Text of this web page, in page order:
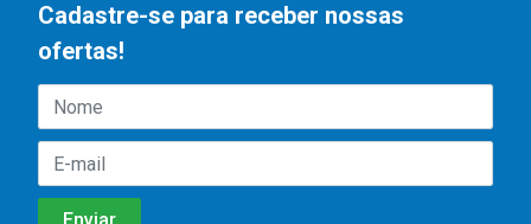
Cadastre-se para receber nossas
ofertas!